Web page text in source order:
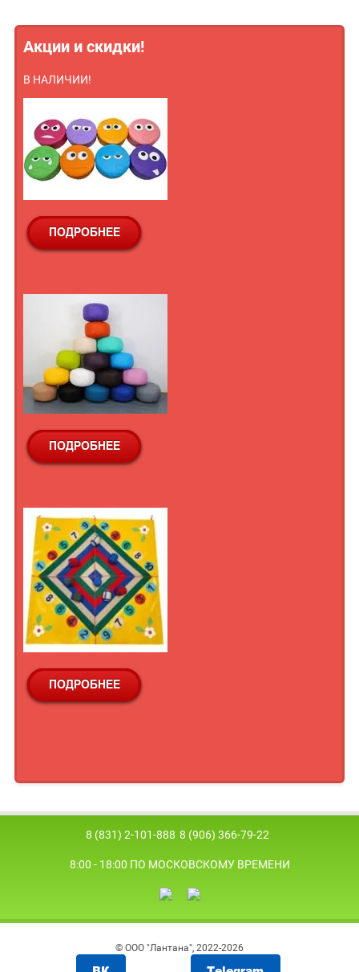
Акции и скидки!
В НАЛИЧИИ!
8 (831) 2-101-888 8 (906) 366-79-22
8:00 - 18:00 ПО МОСКОВСКОМУ ВРЕМЕНИ
© ООО "Лантана", 2022-2026